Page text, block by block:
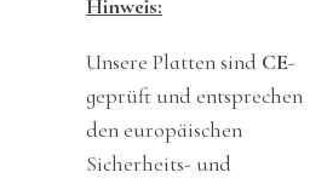
Hinweis:
Unsere Platten sind CE-
geprüft und entsprechen
den europäischen
Sicherheits- und